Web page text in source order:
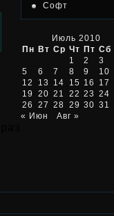
Софт
Июль 2010
Пн Вт Ср Чт Пт Сб
1
2 3
5
6 7 8 9 10
12
13 14 15 16 17
19
20 21 22 23 24
26
27 28 29 30 31
« Июн
Авг »